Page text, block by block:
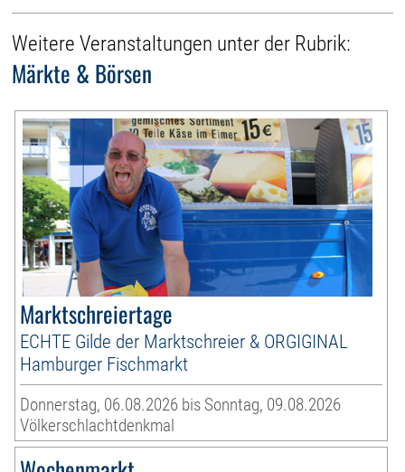
Weitere Veranstaltungen unter der Rubrik:
Märkte & Börsen
Marktschreiertage
ECHTE Gilde der Marktschreier & ORGIGINAL
Hamburger Fischmarkt
Donnerstag, 06.08.2026 bis Sonntag, 09.08.2026
Völkerschlachtdenkmal